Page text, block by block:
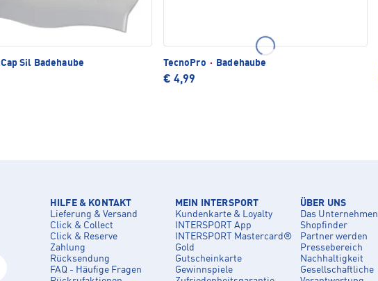
Cap Sil Badehaube TecnoPro · Badehaube
€ 4,99
HILFE & KONTAKT
Lieferung & Versand
Click & Collect
Click & Reserve
Zahlung
Rücksendung
FAQ - Häufige Fragen
MEIN INTERSPORT
Kundenkarte & Loyalty
INTERSPORT App
INTERSPORT Mastercard®
Gold
Gutscheinkarte
Gewinnspiele
ÜBER UNS
Das Unternehmen
Shopfinder
Partner werden
Pressebereich
Nachhaltigkeit
Gesellschaftliche